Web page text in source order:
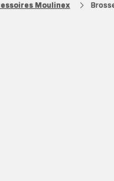
Moulinex